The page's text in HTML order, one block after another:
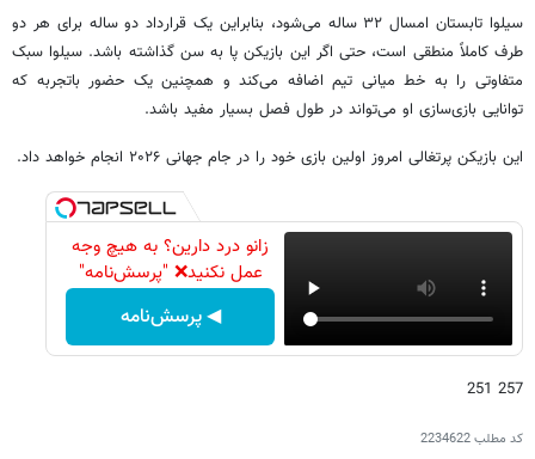
سیلوا تابستان امسال ۳۲ ساله می‌شود، بنابراین یک قرارداد دو ساله برای هر دو
طرف کاملاً منطقی است، حتی اگر این بازیکن پا به سن گذاشته باشد. سیلوا سبک
متفاوتی را به خط میانی تیم اضافه می‌کند و همچنین یک حضور باتجربه که
توانایی بازی‌سازی او می‌تواند در طول فصل بسیار مفید باشد.
این بازیکن پرتغالی امروز اولین بازی خود را در جام جهانی ۲۰۲۶ انجام خواهد داد.
زانو درد دارین؟ به هیچ وجه
عمل نکنید❌ "پرسش‌نامه"
◀ پرسش‌نامه
257 251
کد مطلب2234622